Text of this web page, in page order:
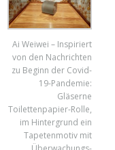
Ai Weiwei – Inspiriert
von den Nachrichten
zu Beginn der Covid-
19-Pandemie:
Gläserne
Toilettenpapier-Rolle,
im Hintergrund ein
Tapetenmotiv mit